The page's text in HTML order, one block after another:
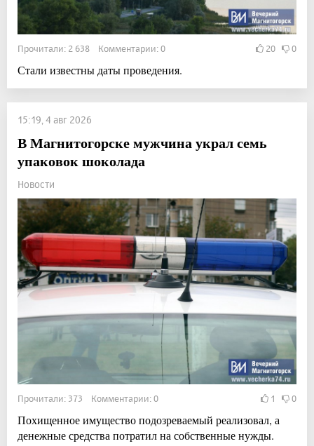
Прочитали: 2 638 Комментарии: 0 20 0
Стали известны даты проведения.
15:19, 4 авг 2026
В Магнитогорске мужчина украл семь
упаковок шоколада
Новости
Прочитали: 373 Комментарии: 0 1 0
Похищенное имущество подозреваемый реализовал, а
денежные средства потратил на собственные нужды.